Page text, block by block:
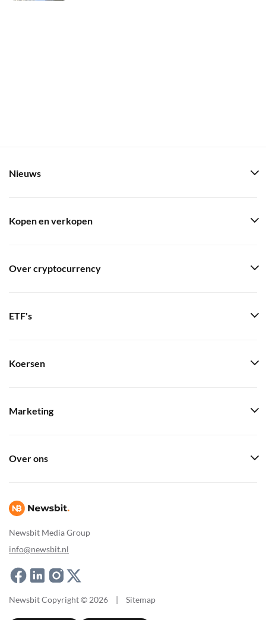
Newsbit Media Group
info@newsbit.nl
Nieuws
Kopen en verkopen
Over cryptocurrency
ETF's
Koersen
Marketing
Over ons
Newsbit Copyright © 2026 | Sitemap